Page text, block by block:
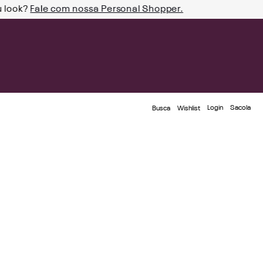
look? Fale com nossa Personal Shopper.
Busca Wishlist Login